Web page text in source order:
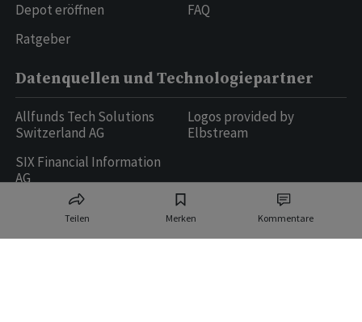
Teilen Merken Kommentare
Depot eröffnen
Ratgeber
FAQ
Datenquellen und Technologiepartner
Allfunds Tech Solutions
Switzerland AG
SIX Financial Information
AG
Logos provided by
Elbstream
Ringier AG | Ringier Medien Schweiz